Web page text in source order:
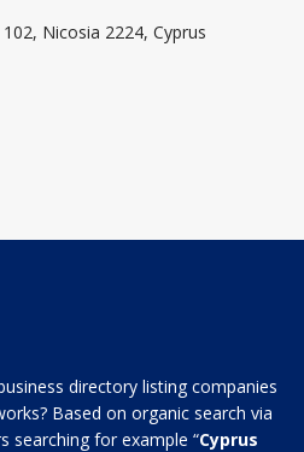
Nicosia 2224, Cyprus
directory listing companies
Based on organic search via
searching for example “Cyprus